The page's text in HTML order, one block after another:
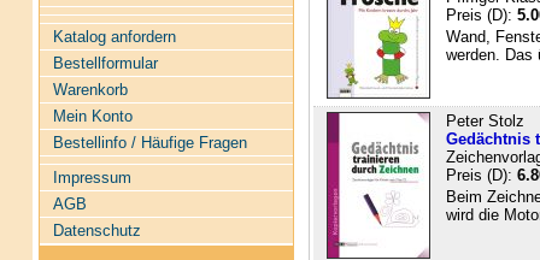
Katalog anfordern
Bestellformular
Warenkorb
Mein Konto
Bestellinfo / Häufige Fragen
Impressum
AGB
Datenschutz
Preis (D):
Wand,
werden. Das
Peter Stolz
Gedächtnis
Preis (D):
Beim
wird die